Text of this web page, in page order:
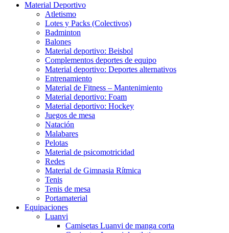
Material Deportivo
Atletismo
Lotes y Packs (Colectivos)
Badminton
Balones
Material deportivo: Beisbol
Complementos deportes de equipo
Material deportivo: Deportes alternativos
Entrenamiento
Material de Fitness – Mantenimiento
Material deportivo: Foam
Material deportivo: Hockey
Juegos de mesa
Natación
Malabares
Pelotas
Material de psicomotricidad
Redes
Material de Gimnasia Rítmica
Tenis
Tenis de mesa
Portamaterial
Equipaciones
Luanvi
Camisetas Luanvi de manga corta